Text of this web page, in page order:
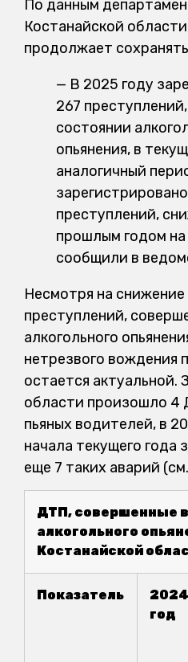
По данным
Костанайской
продолжает
— В 2025 году
267
состоянии
опьянения, в
аналогичный
преступлений,
прошлым годом на
сообщили в
Несмотря на снижение
преступлений,
алкогольного
нетрезвого вождения
остается актуальной.
области произошло 4
пьяных водителей, в
начала текущего года
еще 7 таких аварий
ДТП, совершенные
алкогольного
Костанайской
Показатель
2024
год